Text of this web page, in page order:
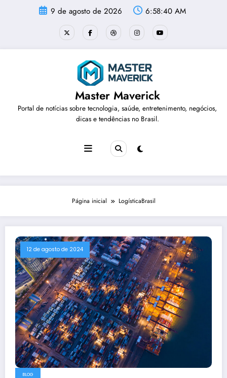
9 de agosto de 2026 6:58:40 AM
Master Maverick
Portal de notícias sobre tecnologia, saúde, entretenimento, negócios,
dicas e tendências no Brasil.
Página inicial LogísticaBrasil
12 de agosto de 2024
BLOG